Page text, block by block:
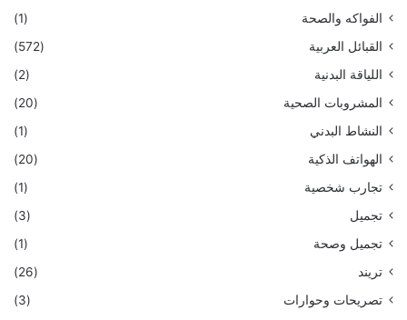
الفواكه والصحة
(1)
القبائل العربية
(572)
اللياقة البدنية
(2)
المشروبات الصحية
(20)
النشاط البدني
(1)
الهواتف الذكية
(20)
تجارب شخصية
(1)
تجميل
(3)
تجميل وصحة
(1)
تريند
(26)
تصريحات وحوارات
(3)